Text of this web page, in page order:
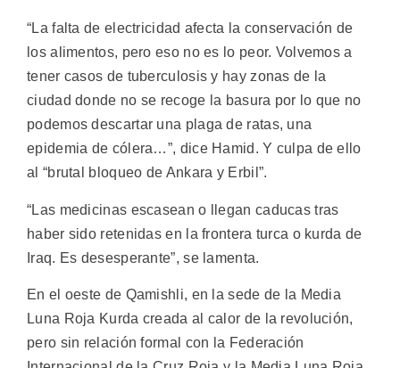
“La falta de electricidad afecta la conservación de
los alimentos, pero eso no es lo peor. Volvemos a
tener casos de tuberculosis y hay zonas de la
ciudad donde no se recoge la basura por lo que no
podemos descartar una plaga de ratas, una
epidemia de cólera…”, dice Hamid. Y culpa de ello
al “brutal bloqueo de Ankara y Erbil”.
“Las medicinas escasean o llegan caducas tras
haber sido retenidas en la frontera turca o kurda de
Iraq. Es desesperante”, se lamenta.
En el oeste de Qamishli, en la sede de la Media
Luna Roja Kurda creada al calor de la revolución,
pero sin relación formal con la Federación